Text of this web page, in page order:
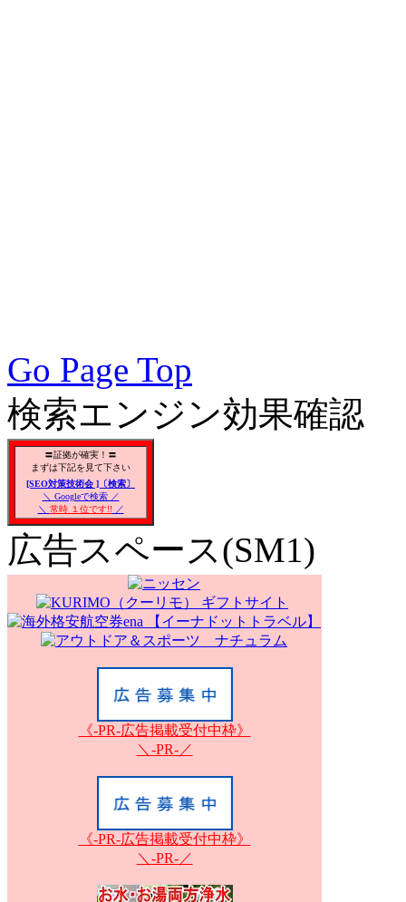
Go Page Top
検索エンジン効果確認
〓証拠が確実！〓
まずは下記を見て下さい
[SEO対策技術会 ]〔検索〕
＼ Googleで検索 ／
＼ 常時 １位です!!／
広告スペース(SM1)
《-PR-広告掲載受付中枠》
＼-PR-／
《-PR-広告掲載受付中枠》
＼-PR-／